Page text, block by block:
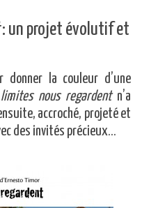
un projet évolutif et
donner la couleur d’une
nous regardentn’a
accroché, projeté et
des invités précieux…